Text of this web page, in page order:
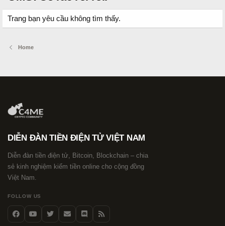
Trang bạn yêu cầu không tìm thấy.
Home
DIỄN ĐÀN TIỀN ĐIỆN TỬ VIỆT NAM
Diễn đàn tiền điện tử, Bitcoin, Blockchain – chia
sẻ kinh nghiệm kiếm tiền online cho cộng đồng
Việt Nam.
FOLLOW US